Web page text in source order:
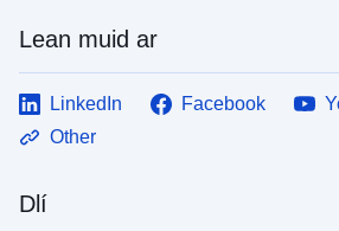
Lean muid ar
LinkedIn Facebook
Other
Dlí